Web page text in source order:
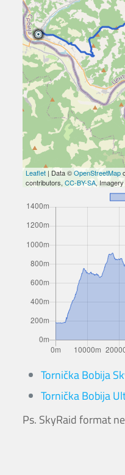
Leaflet| Data ©OpenStreetMap
contributors, CC-BY-SA,
Tornička Bobija
Tornička Bobija
Ps. SkyRaid format